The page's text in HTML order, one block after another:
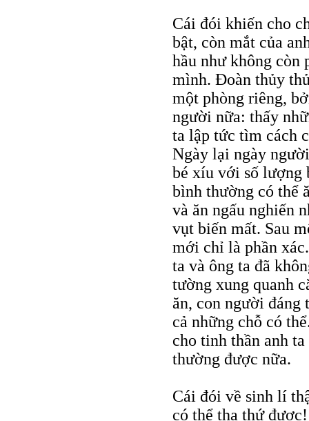
Cái đói khiến cho
bật, còn mắt của
hầu như không còn
mình. Đoàn thủy
một phòng riêng,
người nữa: thấy
ta lập tức tìm cách
Ngày lại ngày
bé xíu với số lượng
bình thường có thể
và ăn ngấu nghiến
vụt biến mất. Sau
mới chỉ là phần
ta và ông ta đã
tường xung quanh
ăn, con người đáng
cả những chỗ có
cho tinh thần anh
thường được nữa.
Cái đói về sinh lí
có thể tha thứ được!